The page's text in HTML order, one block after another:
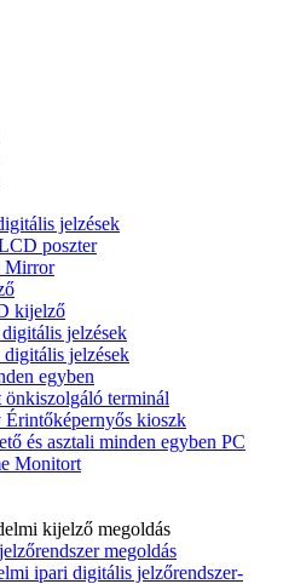
jelzések
poszter
Mirror
kijelző
jelzések
jelzések
egyben
önkiszolgáló terminál
Érintőképernyős kioszk
és asztali minden egyben PC
Monitort
kijelző megoldás
megoldás
ipari digitális jelzőrendszer-